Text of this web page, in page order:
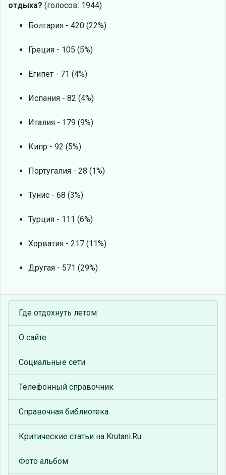
отдыха? (голосов: 1944)
Болгария - 420 (22%)
Греция - 105 (5%)
Египет - 71 (4%)
Испания - 82 (4%)
Италия - 179 (9%)
Кипр - 92 (5%)
Португалия - 28 (1%)
Тунис - 68 (3%)
Турция - 111 (6%)
Хорватия - 217 (11%)
Другая - 571 (29%)
Где отдохнуть летом
О сайте
Социальные сети
Телефонный справочник
Справочная библиотека
Критические статьи на Krutani.Ru
Фото альбом